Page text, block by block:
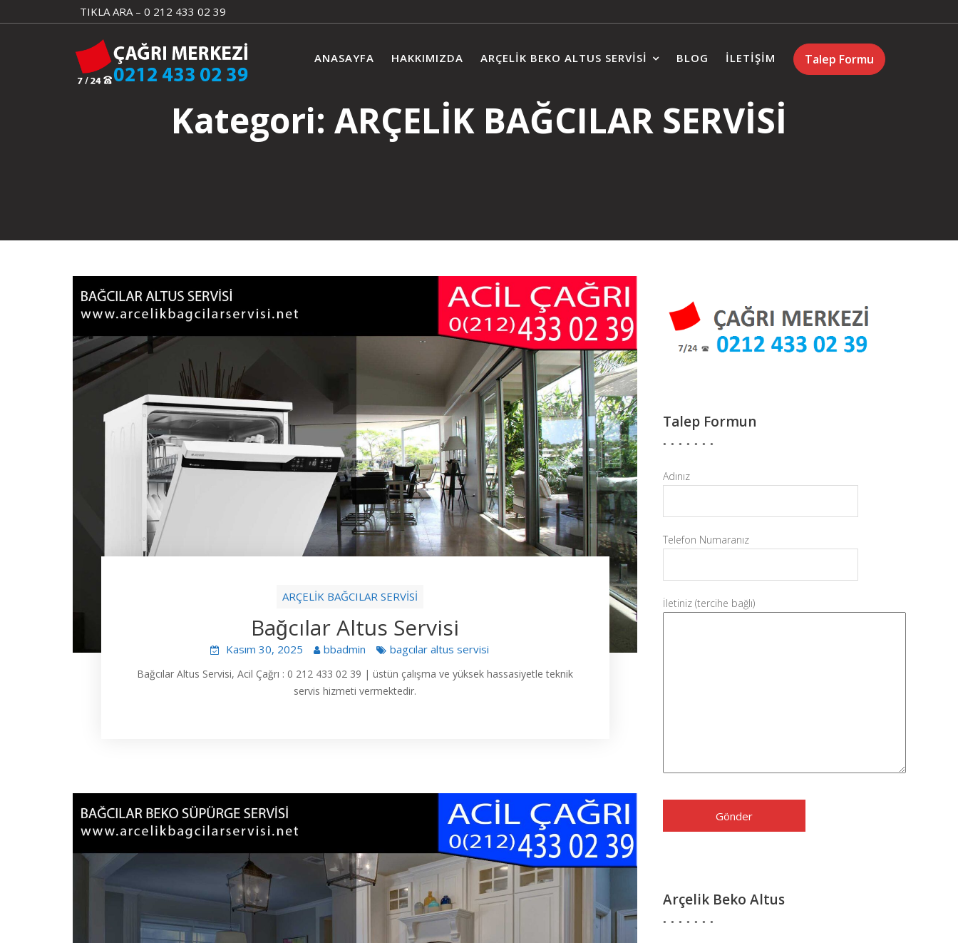
to
TIKLA ARA – 0 212 433 02 39
Talep Formu
ANASAYFA HAKKIMIZDA ARÇELIK BEKO ALTUS SERVISI BLOG İLETIŞIM
Kategori: ARÇELİK BAĞCILAR SERVİSİ
ARÇELİK BAĞCILAR SERVİSİ
Bağcılar Altus Servisi
Kasım 30, 2025 bbadmin bagcılar altus servisi
Bağcılar Altus Servisi, Acil Çağrı : 0 212 433 02 39 | üstün çalışma ve yüksek hassasiyetle teknik
servis hizmeti vermektedir.
Talep Formun
Adınız
Telefon Numaranız
İletiniz (tercihe bağlı)
Arçelik Beko Altus